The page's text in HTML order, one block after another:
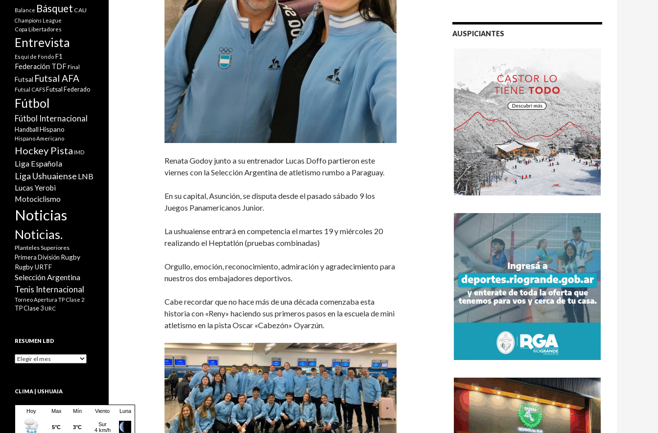
Renata Godoy junto a su entrenador Lucas Doffo partieron este
viernes con la Selección Argentina de atletismo rumbo a Paraguay.
En su capital, Asunción, se disputa desde el pasado sábado 9 los
Juegos Panamericanos Junior.
La ushuaiense entrará en competencia el martes 19 y miércoles 20
realizando el Heptatlón (pruebas combinadas)
Orgullo, emoción, reconocimiento, admiración y agradecimiento para
nuestros dos embajadores deportivos.
Cabe recordar que no hace más de una década comenzaba esta
historia con «Reny» haciendo sus primeros pasos en la escuela de mini
atletismo en la pista Oscar «Cabezón» Oyarzún.
AUSPICIANTES
Balance Básquet CAU
Champions League
Copa Libertadores
Entrevista
Esquí de Fondo F1
Federación TDF Final
Futsal Futsal AFA
Futsal CAFS Futsal Federado
Fútbol
Fútbol Internacional
Handball Hispano
Hispano Americano
Hockey Pista IMD
Liga Española
Liga Ushuaiense LNB
Lucas Yerobi
Motociclismo
Noticias
Noticias.
Planteles Superiores
Primera División Rugby
Rugby URTF
Selección Argentina
Tenis Internacional
Torneo Apertura TP Clase 2
TP Clase 3URC
RESUMEN LBD
Resumen
CLIMA | USHUAIA